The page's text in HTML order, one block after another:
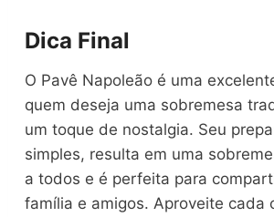
Dica Final
O Pavê Napoleão é uma
quem deseja uma sobremesa
um toque de nostalgia. Seu
simples, resulta em uma
a todos e é perfeita para
família e amigos. Aproveite cada